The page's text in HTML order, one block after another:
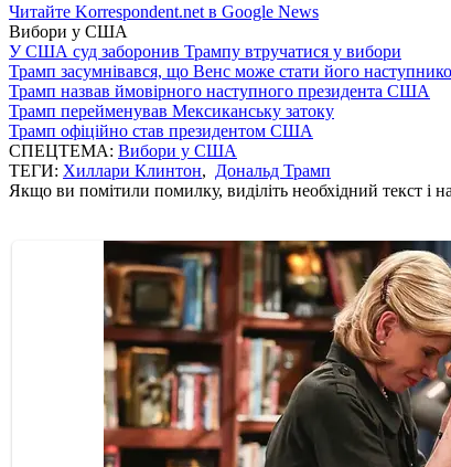
Читайте Korrespondent.net в Google News
Вибори у США
У США суд заборонив Трампу втручатися у вибори
Трамп засумнівався, що Венс може стати його
Трамп назвав ймовірного наступного президента США
Трамп перейменував Мексиканську затоку
Трамп офіційно став президентом США
СПЕЦТЕМА: Вибори у США
ТЕГИ: Хиллари Клинтон, Дональд Трамп
Якщо ви помітили помилку, виділіть необхідний текст і